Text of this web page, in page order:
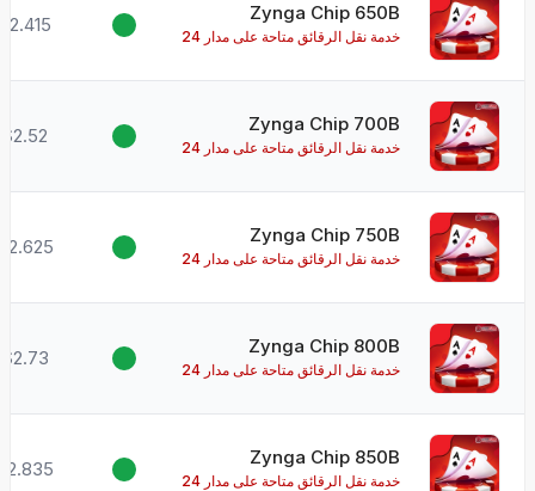
Zynga Chip 650B
خدمة نقل الرقائق متاحة على مدار 24
$2.415
Zynga Chip 700B
خدمة نقل الرقائق متاحة على مدار 24
$2.52
Zynga Chip 750B
خدمة نقل الرقائق متاحة على مدار 24
Zynga Chip 800B
خدمة نقل الرقائق متاحة على مدار 24
$2.73
Zynga Chip 850B
خدمة نقل الرقائق متاحة على مدار 24